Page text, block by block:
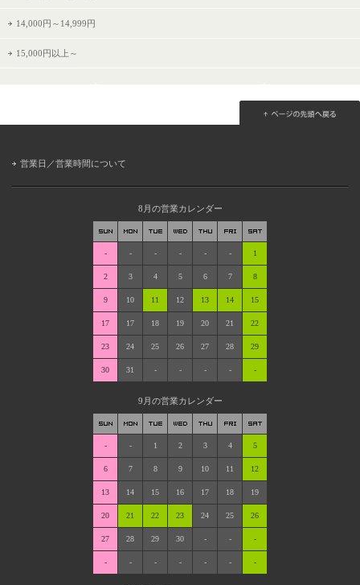
14,000円～14,999円
15,000円以上～
営業日／営業時間について
8月の営業カレンダー
- - - - - - 1
2 3 4 5 6 7 8
9 10 11 12 13 14 15
17 17 18 19 20 21 22
23 24 25 26 27 28 29
30 31 - - - - -
9月の営業カレンダー
- - 1 2 3 4 5
6 7 8 9 10 11 12
13 14 15 16 17 18 19
20 21 22 23 24 25 26
27 28 29 30 - - -
- - - - - - -